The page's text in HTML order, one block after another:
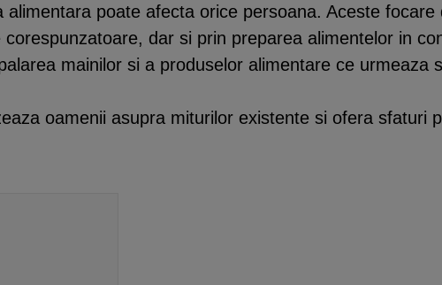
alimentara poate afecta orice persoana. Aceste focare
dar si prin preparea alimentelor in
mainilor si a produselor alimentare ce urmeaza
oamenii asupra miturilor existente si ofera sfaturi